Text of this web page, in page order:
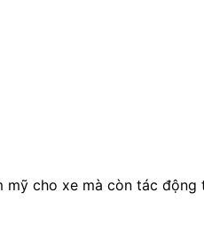
cho xe mà còn tác